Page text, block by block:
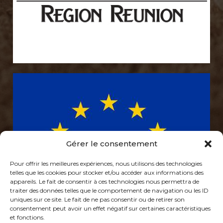
Gérer le consentement
Pour offrir les meilleures expériences, nous utilisons des technologies
telles que les cookies pour stocker et/ou accéder aux informations des
appareils. Le fait de consentir à ces technologies nous permettra de
traiter des données telles que le comportement de navigation ou les ID
uniques sur ce site. Le fait de ne pas consentir ou de retirer son
consentement peut avoir un effet négatif sur certaines caractéristiques
et fonctions.